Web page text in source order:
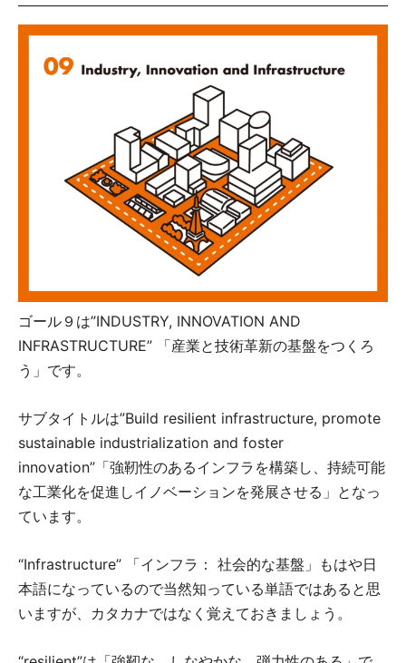
ゴール９は”INDUSTRY, INNOVATION AND
INFRASTRUCTURE” 「産業と技術革新の基盤をつくろ
う」です。
サブタイトルは”Build resilient infrastructure, promote
sustainable industrialization and foster
innovation”「強靭性のあるインフラを構築し、持続可能
な工業化を促進しイノベーションを発展させる」となっ
ています。
“Infrastructure” 「インフラ： 社会的な基盤」もはや日
本語になっているので当然知っている単語ではあると思
いますが、カタカナではなく覚えておきましょう。